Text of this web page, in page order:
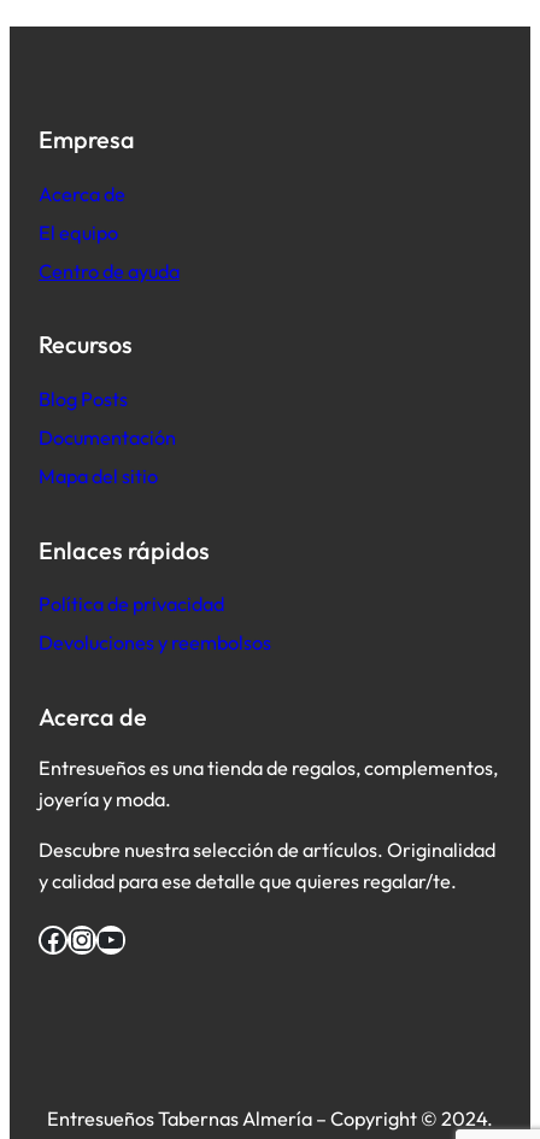
Empresa
Acerca de
El equipo
Centro de ayuda
Recursos
Blog Posts
Documentación
Mapa del sitio
Enlaces rápidos
Política de privacidad
Devoluciones y reembolsos
Acerca de
Entresueños es una tienda de regalos, complementos,
joyería y moda.
Descubre nuestra selección de artículos. Originalidad
y calidad para ese detalle que quieres regalar/te.
Facebook InstagramYouTube
Entresueños Tabernas Almería – Copyright © 2024.